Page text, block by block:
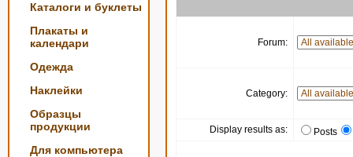
Каталоги и буклеты
Плакаты и
календари
Одежда
Наклейки
Образцы
продукции
Для компьютера
Forum:
Category:
Display results as: Posts